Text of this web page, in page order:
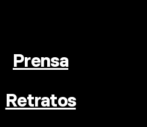
Prensa
Retratos